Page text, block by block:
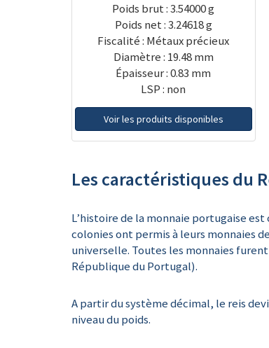
Poids brut : 3.54000 g
Poids net : 3.24618 g
Fiscalité : Métaux précieux
Diamètre : 19.48 mm
Épaisseur : 0.83 mm
LSP : non
Voir les produits disponibles
Les caractéristiques du
L’histoire de la monnaie portugaise
colonies ont permis à leurs monnaies
universelle. Toutes les monnaies
République du Portugal).
A partir du système décimal, le reis
niveau du poids.